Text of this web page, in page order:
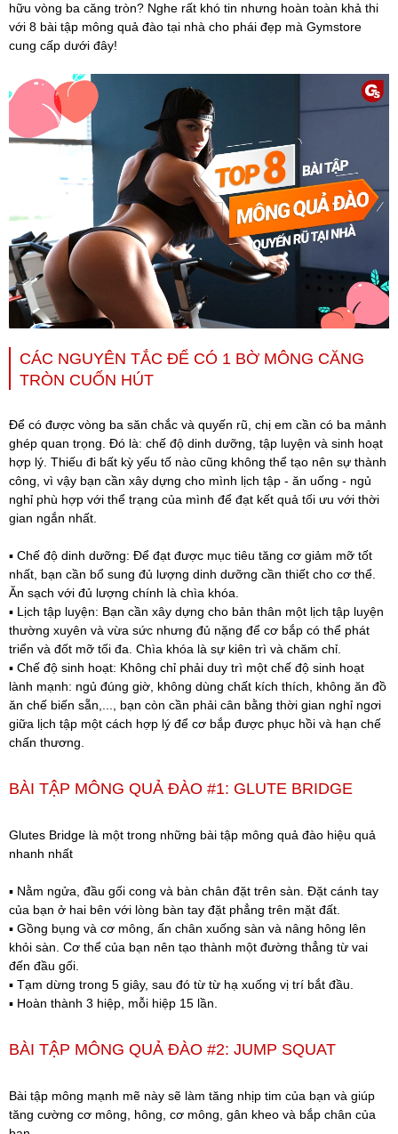
hữu vòng ba căng tròn? Nghe rất khó tin nhưng hoàn toàn khả thi
với 8 bài tập mông quả đào tại nhà cho phái đẹp mà Gymstore
cung cấp dưới đây!
CÁC NGUYÊN TẮC ĐỂ CÓ 1 BỜ MÔNG CĂNG
TRÒN CUỐN HÚT
Để có được vòng ba săn chắc và quyến rũ, chị em cần có ba mảnh
ghép quan trọng. Đó là: chế độ dinh dưỡng, tập luyện và sinh hoạt
hợp lý. Thiếu đi bất kỳ yếu tố nào cũng không thể tạo nên sự thành
công, vì vậy bạn cần xây dựng cho mình lịch tập - ăn uống - ngủ
nghỉ phù hợp với thể trạng của mình để đạt kết quả tối ưu với thời
gian ngắn nhất.
▪️ Chế độ dinh dưỡng: Để đạt được mục tiêu tăng cơ giảm mỡ tốt
nhất, bạn cần bổ sung đủ lượng dinh dưỡng cần thiết cho cơ thể.
Ăn sạch với đủ lượng chính là chìa khóa.
▪️ Lịch tập luyện: Bạn cần xây dựng cho bản thân một lịch tập luyện
thường xuyên và vừa sức nhưng đủ nặng để cơ bắp có thể phát
triển và đốt mỡ tối đa. Chìa khóa là sự kiên trì và chăm chỉ.
▪️ Chế độ sinh hoạt: Không chỉ phải duy trì một chế độ sinh hoạt
lành mạnh: ngủ đúng giờ, không dùng chất kích thích, không ăn đồ
ăn chế biến sẵn,..., bạn còn cần phải cân bằng thời gian nghỉ ngơi
giữa lịch tập một cách hợp lý để cơ bắp được phục hồi và hạn chế
chấn thương.
BÀI TẬP MÔNG QUẢ ĐÀO #1: GLUTE BRIDGE
Glutes Bridge là một trong những bài tập mông quả đào hiệu quả
nhanh nhất
▪️ Nằm ngửa, đầu gối cong và bàn chân đặt trên sàn. Đặt cánh tay
của bạn ở hai bên với lòng bàn tay đặt phẳng trên mặt đất.
▪️ Gồng bụng và cơ mông, ấn chân xuống sàn và nâng hông lên
khỏi sàn. Cơ thể của bạn nên tạo thành một đường thẳng từ vai
đến đầu gối.
▪️ Tạm dừng trong 5 giây, sau đó từ từ hạ xuống vị trí bắt đầu.
▪️ Hoàn thành 3 hiệp, mỗi hiệp 15 lần.
BÀI TẬP MÔNG QUẢ ĐÀO #2: JUMP SQUAT
Bài tập mông mạnh mẽ này sẽ làm tăng nhịp tim của bạn và giúp
tăng cường cơ mông, hông, cơ mông, gân kheo và bắp chân của